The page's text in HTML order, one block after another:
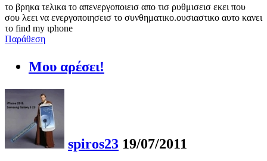
το βρηκα τελικα το απενεργοποιεισ απο τισ ρυθμισεισ εκει που
σου λεει να ενεργοποιησεισ το συνθηματικο.ουσιαστικο αυτο κανει
το find my ιphone
Παράθεση
Μου αρέσει!
spiros23 19/07/2011